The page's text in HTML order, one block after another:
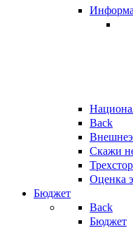
Back
Скажи
Оценка
Бюджет
Back
Бюджет